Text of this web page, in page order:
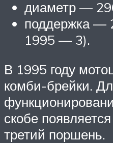
диаметр —
поддержка —
1995 — 3).
В 1995 году
комби-брейки.
скобе
третий поршень.